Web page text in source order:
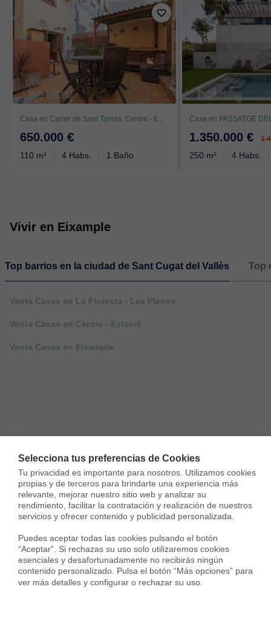
Selecciona tus preferencias de Cookies
Tu privacidad es importante para nosotros. Utilizamos cookies
propias y de terceros para brindarte una experiencia más
relevante, mejorar nuestro sitio web y analizar su
rendimiento, facilitar la contratación y realización de nuestros
servicios y ofrecer contenido y publicidad personalizada.
Puedes aceptar todas las cookies pulsando el botón
“Aceptar”. Si rechazas su uso solo utilizaremos cookies
esenciales y desafortunadamente no recibirás ningún
contenido personalizado. Pulsa el botón “Más opciones” para
ver más detalles y configurar o rechazar su uso.
Casa en Carrer de Sant Tomàs, Centre - Estació, Sant Cugat del Vallès
650.000 €
110 m² 4 Habs. 1 Baño
1.350.000 €
250 m² 4 Habs.
Vivir en Eixample
Top barrios en la ciudad de Sant Cugat del Vallès Top
Venta Casas en La Floresta - Les Planes
Venta Casas en Centre - Estació
Venta Casas en Eixample